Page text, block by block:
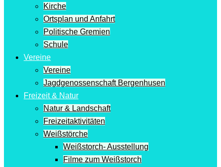
Kirche
Ortsplan und Anfahrt
Politische Gremien
Schule
Vereine
Vereine
Jagdgenossenschaft Bergenhusen
Freizeit & Natur
Natur & Landschaft
Freizeitaktivitäten
Weißstörche
Weißstorch- Ausstellung
Filme zum Weißstorch